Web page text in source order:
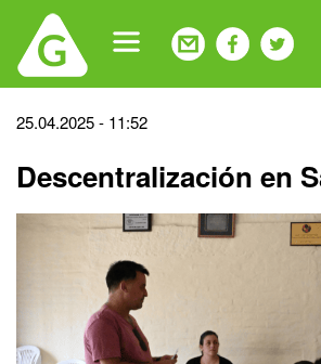
navigation
Back
top
25.04.2025 - 11:52
Descentralización en